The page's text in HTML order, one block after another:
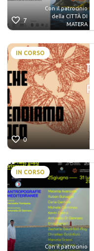
7
Con il patrocinio
della CITTÀ DI
MATERA
IN CORSO
0
IN CORSO
Con il patrocinio